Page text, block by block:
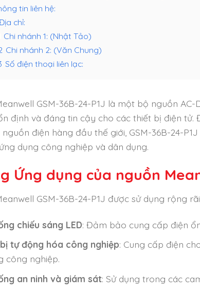
tin liên hệ:
chỉ:
Chi nhánh 1: (Nhật Tảo)
Chi nhánh 2: (Văn Chung)
Số điện thoại liên lạc:
GSM-36B-24-P1J là một bộ nguồn
định và đáng tin cậy cho các thiết bị điện
điện hàng đầu thế giới, GSM-36B-24-
dụng công nghiệp và dân dụng.
Ứng dụng của nguồn
GSM-36B-24-P1J được sử dụng rộng
chiếu sáng LED: Đảm bảo cung cấp điện
tự động hóa công nghiệp: Cung cấp điện
công nghiệp.
an ninh và giám sát: Sử dụng trong các